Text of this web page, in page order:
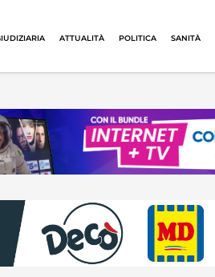
ATTUALITÀ POLITICA SANITÀ